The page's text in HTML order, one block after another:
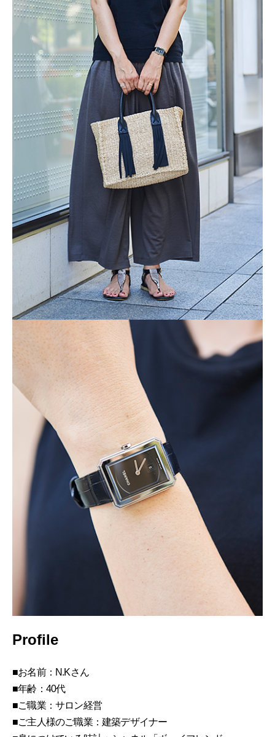
Profile
■お名前：N.Kさん
■年齢：40代
■ご職業：サロン経営
■ご主人様のご職業：建築デザイナー